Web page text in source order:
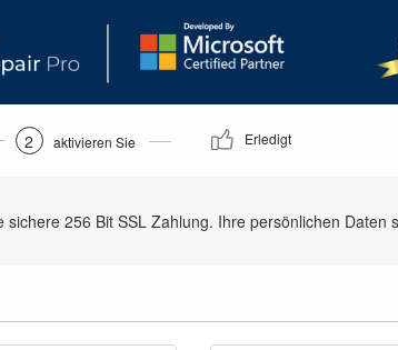
2 aktivieren Sie Erledigt
sichere 256 Bit SSL Zahlung. Ihre persönlichen Daten